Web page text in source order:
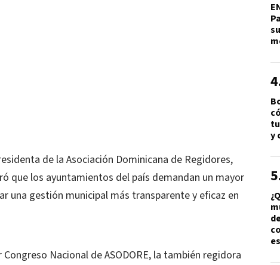
de la Asociación Dominicana de Regidores,
que los ayuntamientos del país demandan un mayor
una gestión municipal más transparente y eficaz en
Nacional de ASODORE, la también regidora
y